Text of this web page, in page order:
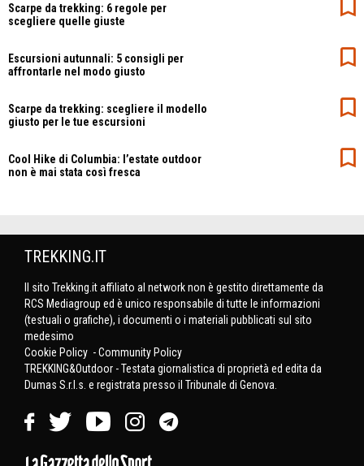
Scarpe da trekking: 6 regole per
scegliere quelle giuste
Escursioni autunnali: 5 consigli per
affrontarle nel modo giusto
Scarpe da trekking: scegliere il modello
giusto per le tue escursioni
Cool Hike di Columbia: l’estate outdoor
non è mai stata così fresca
TREKKING.IT
Il sito Trekking.it affiliato al network non è gestito direttamente da
RCS Mediagroup ed è unico responsabile di tutte le informazioni
(testuali o grafiche), i documenti o i materiali pubblicati sul sito
medesimo
Cookie Policy -Community Policy
TREKKING&Outdoor - Testata giornalistica di proprietà ed edita da
Dumas S.r.l.s. e registrata presso il Tribunale di Genova.